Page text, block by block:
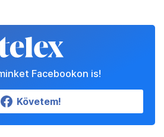
Facebookon is!
Követem!